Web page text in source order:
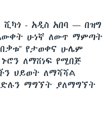
- አዲስ አበባ — በዝግ
ሁነኛ ለውጥ ማምጣት
የታወቀና ሁሌም
ለማሸነፍ የሚበጅ
ህይወት ለማሻሻል
ማግኘት ያለማግኘት